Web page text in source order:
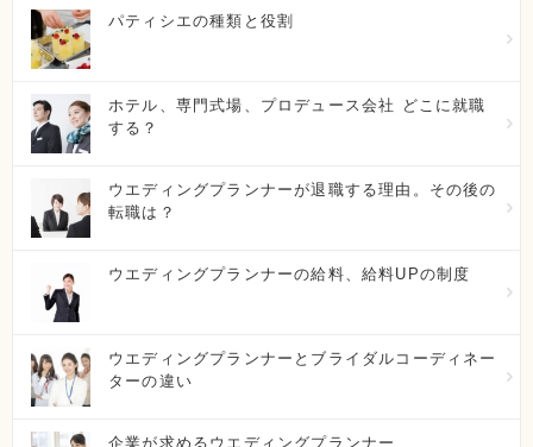
駿台観光＆外語ビジネス専門学校
初年度学費：100万円～150万円
バンタンデザイン研究所（大阪校）
大阪府大阪市中央区西心斎橋2-8-5
初年度学費： 150万円～200万円
学校
パティシエの種類と役割
ホテル、専門式場、プロデュース会社 どこに就職
する？
ウエディングプランナーが退職する理由。その後の
転職は？
ウエディングプランナーの給料、給料UPの制度
ウエディングプランナーとブライダルコーディネー
ターの違い
企業が求めるウエディングプランナー